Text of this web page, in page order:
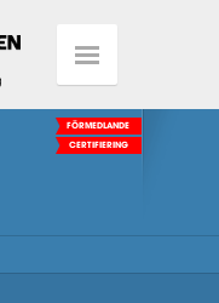
FÖRMEDLANDE
CERTIFIERING